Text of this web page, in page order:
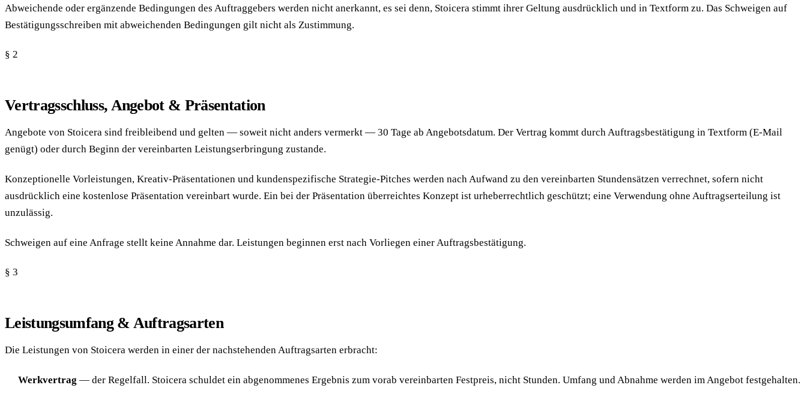
Abweichende oder ergänzende Bedingungen des Auftraggebers werden nicht anerkannt, es sei denn, Stoicera stimmt ihrer Geltung ausdrücklich und in Textform zu. Das Schweigen auf
Bestätigungsschreiben mit abweichenden Bedingungen gilt nicht als Zustimmung.
§ 2
Vertragsschluss, Angebot & Präsentation
Angebote von Stoicera sind freibleibend und gelten — soweit nicht anders vermerkt — 30 Tage ab Angebotsdatum. Der Vertrag kommt durch Auftragsbestätigung in Textform (E-Mail
genügt) oder durch Beginn der vereinbarten Leistungs­erbringung zustande.
Konzeptionelle Vorleistungen, Kreativ-Präsentationen und kundenspezifische Strategie-Pitches werden nach Aufwand zu den vereinbarten Stundensätzen verrechnet, sofern nicht
ausdrücklich eine kostenlose Präsentation vereinbart wurde. Ein bei der Präsentation überreichtes Konzept ist urheberrechtlich geschützt; eine Verwendung ohne Auftragserteilung ist
unzulässig.
Schweigen auf eine Anfrage stellt keine Annahme dar. Leistungen beginnen erst nach Vorliegen einer Auftragsbestätigung.
§ 3
Leistungsumfang & Auftragsarten
Die Leistungen von Stoicera werden in einer der nachstehenden Auftragsarten erbracht:
Werkvertrag — der Regelfall. Stoicera schuldet ein abgenommenes Ergebnis zum vorab vereinbarten Festpreis, nicht Stunden. Umfang und Abnahme werden im Angebot festgehalten.